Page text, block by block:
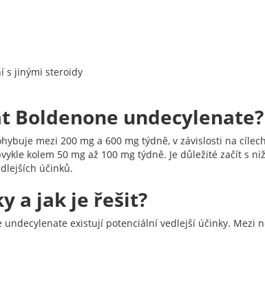
s jinými steroidy
Boldenone undecylenate?
mezi 200 mg a 600 mg týdně, v závislosti na
kolem 50 mg až 100 mg týdně. Je důležité začít s
účinků.
a jak je řešit?
undecylenate existují potenciální vedlejší účinky. Mezi